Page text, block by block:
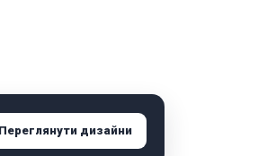
Переглянути дизайни